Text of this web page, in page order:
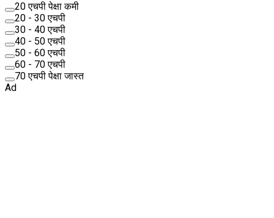
20 एचपी पेक्षा कमी
20 - 30 एचपी
30 - 40 एचपी
40 - 50 एचपी
50 - 60 एचपी
60 - 70 एचपी
70 एचपी पेक्षा जास्त
Ad